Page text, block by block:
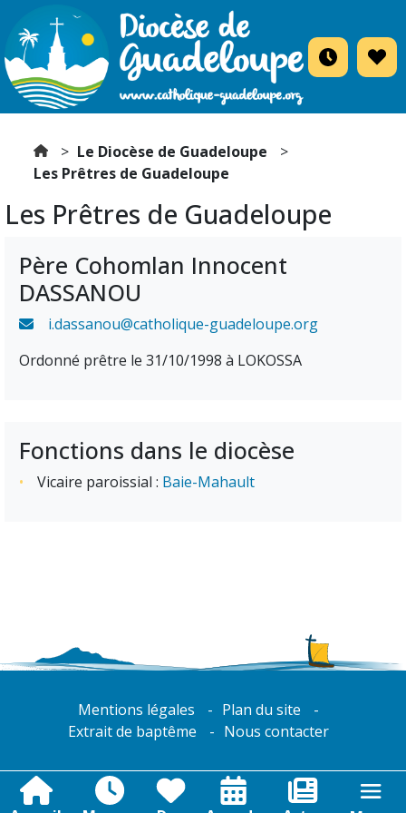
Le Diocèse de Guadeloupe
Les Prêtres de Guadeloupe
Les Prêtres de Guadeloupe
Père Cohomlan Innocent
DASSANOU
i.dassanou@catholique-guadeloupe.org
Ordonné prêtre le 31/10/1998 à LOKOSSA
Fonctions dans le diocèse
Vicaire paroissial : Baie-Mahault
Mentions légales
Plan du site
Extrait de baptême
Nous contacter